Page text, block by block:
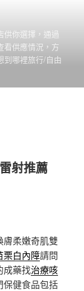
供你選擇，通過
看供應情況，方
到哪裡旅行/自由
射推薦
膚柔嫩奇肌雙
栗白內障請問
成藥找治療咳
保健食品包括